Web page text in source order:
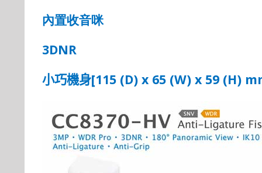
內置收音咪
3DNR
小巧機身[115 (D) x 65 (W) x 59 (H)